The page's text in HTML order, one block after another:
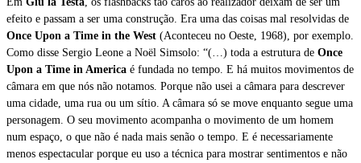
efeito e passam a ser uma construção. Era uma das coisas mal resolvidas de
Once Upon a Time in the West (Aconteceu no Oeste, 1968), por exemplo.
Como disse Sergio Leone a Noël Simsolo: “(…) toda a estrutura de Once
Upon a Time in America é fundada no tempo. E há muitos movimentos de
câmara em que nós não notamos. Porque não usei a câmara para descrever
uma cidade, uma rua ou um sítio. A câmara só se move enquanto segue uma
personagem. O seu movimento acompanha o movimento de um homem
num espaço, o que não é nada mais senão o tempo. E é necessariamente
menos espectacular porque eu uso a técnica para mostrar sentimentos e não